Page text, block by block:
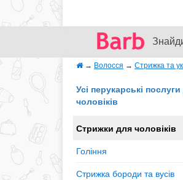
→ Волосся → Стрижка та
Усі перукарські
чоловіків
Стрижки для чоловіків
Гоління
Стрижка бороди та вусів